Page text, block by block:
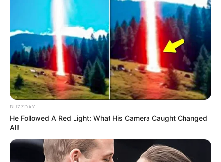
BUZZDAY
He Followed A Red Light: What His Camera Caught Changed
All!